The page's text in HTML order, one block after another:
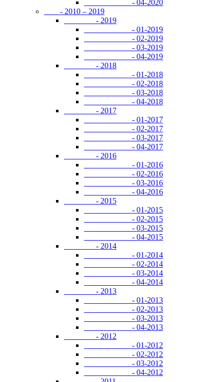
- 04-2020
- 2010 – 2019
- 2019
- 01-2019
- 02-2019
- 03-2019
- 04-2019
- 2018
- 01-2018
- 02-2018
- 03-2018
- 04-2018
- 2017
- 01-2017
- 02-2017
- 03-2017
- 04-2017
- 2016
- 01-2016
- 02-2016
- 03-2016
- 04-2016
- 2015
- 01-2015
- 02-2015
- 03-2015
- 04-2015
- 2014
- 01-2014
- 02-2014
- 03-2014
- 04-2014
- 2013
- 01-2013
- 02-2013
- 03-2013
- 04-2013
- 2012
- 01-2012
- 02-2012
- 03-2012
- 04-2012